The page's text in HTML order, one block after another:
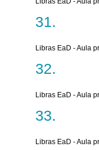
Libras EaD - Aula
Libras EaD - Aula
Libras EaD - Aula